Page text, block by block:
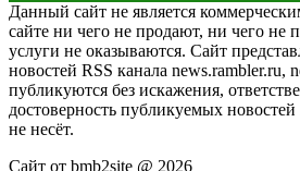
Данный сайт не является
сайте ни чего не продают, ни чего не
услуги не оказываются. Сайт
новостей RSS канала news.rambler.ru,
публикуются без искажения,
достоверность публикуемых
не несёт.
Сайт от bmb2site @ 2026